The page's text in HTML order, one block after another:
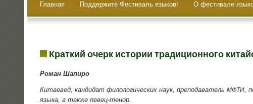
Главная Поддержите Фестиваль языков! О фестивале
Краткий очерк истории традиционного
Роман Шапи­ро
Кита­е­вед, кан­ди­дат фило­ло­ги­че­ских наук, пре­по­да­ва­тельМФТИ
,
язы­ка, а так­же певец-тенор.